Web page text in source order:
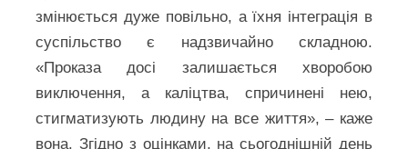
змінюється дуже повільно, а їхня інтеграція в
суспільство є надзвичайно складною.
«Проказа досі залишається хворобою
виключення, а каліцтва, спричинені нею,
стигматизують людину на все життя», – каже
вона. Згідно з оцінками, на сьогоднішній день